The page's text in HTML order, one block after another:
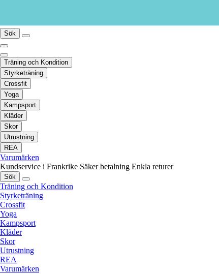
Sök
Träning och Kondition
Styrketräning
Crossfit
Yoga
Kampsport
Kläder
Skor
Utrustning
REA
Varumärken
Kundservice i Frankrike Säker betalning Enkla returer
Sök
Träning och Kondition
Styrketräning
Crossfit
Yoga
Kampsport
Kläder
Skor
Utrustning
REA
Varumärken